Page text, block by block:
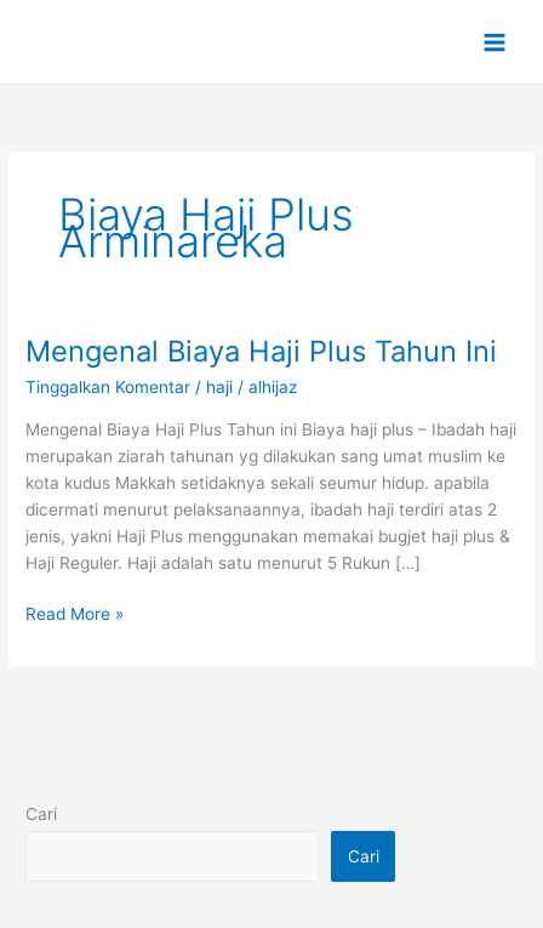
Biaya Haji Plus
Arminareka
Mengenal Biaya Haji Plus Tahun Ini
Tinggalkan Komentar / haji /alhijaz
Mengenal Biaya Haji Plus Tahun ini Biaya haji plus – Ibadah haji
merupakan ziarah tahunan yg dilakukan sang umat muslim ke
kota kudus Makkah setidaknya sekali seumur hidup. apabila
dicermati menurut pelaksanaannya, ibadah haji terdiri atas 2
jenis, yakni Haji Plus menggunakan memakai bugjet haji plus &
Haji Reguler. Haji adalah satu menurut 5 Rukun […]
Mengenal
Haji
Plus
Tahun
Ini
Read More »
Cari
Cari